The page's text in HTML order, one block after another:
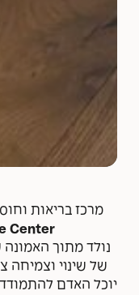
מרכז בריאות
Center)
נולד מתוך
של שינוי וצמיחה
יוכל האדם